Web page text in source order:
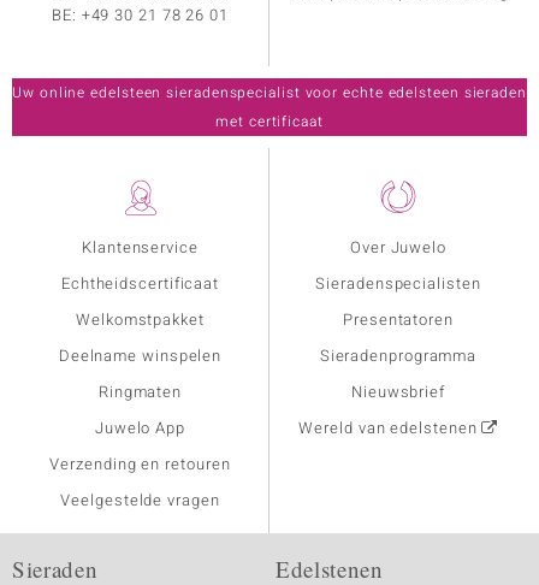
Klantenservice
Echtheidscertificaat
Welkomstpakket
Deelname winspelen
Ringmaten
Juwelo App
Verzending en retouren
Veelgestelde vragen
Over Juwelo
Sieradenspecialisten
Presentatoren
Sieradenprogramma
Nieuwsbrief
Wereld van edelstenen
BE: +49 30 21 78 26 01
Uw online edelsteen sieradenspecialist voor echte edelsteen sieraden
met certificaat
Sieraden Edelstenen